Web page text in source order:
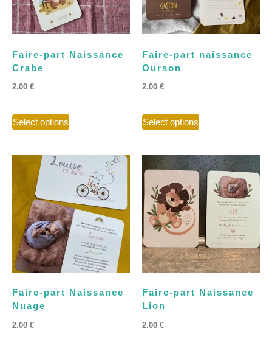
Faire-part Naissance
Crabe
2.00 €
Select options
Faire-part naissance
Ourson
2.00 €
Select options
Faire-part Naissance
Nuage
2.00 €
Faire-part Naissance
Lion
2.00 €